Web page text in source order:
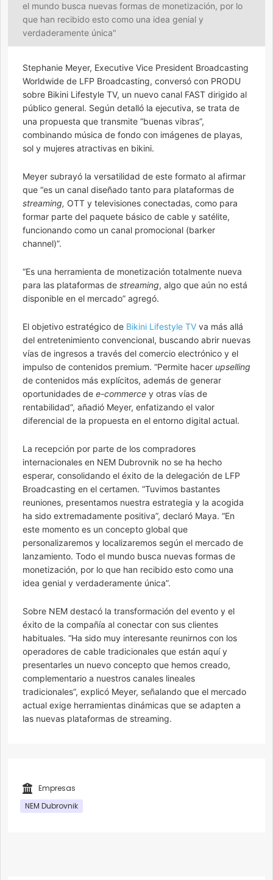
el mundo busca nuevas formas de monetización, por lo
que han recibido esto como una idea genial y
verdaderamente única"
Stephanie Meyer, Executive Vice President Broadcasting
Worldwide de LFP Broadcasting, conversó con PRODU
sobre Bikini Lifestyle TV, un nuevo canal FAST dirigido al
público general. Según detalló la ejecutiva, se trata de
una propuesta que transmite “buenas vibras”,
combinando música de fondo con imágenes de playas,
sol y mujeres atractivas en bikini.
Meyer subrayó la versatilidad de este formato al afirmar
que “es un canal diseñado tanto para plataformas de
streaming, OTT y televisiones conectadas, como para
formar parte del paquete básico de cable y satélite,
funcionando como un canal promocional (barker
channel)”.
“Es una herramienta de monetización totalmente nueva
para las plataformas de streaming, algo que aún no está
disponible en el mercado” agregó.
El objetivo estratégico de Bikini Lifestyle TV va más allá
del entretenimiento convencional, buscando abrir nuevas
vías de ingresos a través del comercio electrónico y el
impulso de contenidos premium. “Permite hacer upselling
de contenidos más explícitos, además de generar
oportunidades de e-commerce y otras vías de
rentabilidad”, añadió Meyer, enfatizando el valor
diferencial de la propuesta en el entorno digital actual.
La recepción por parte de los compradores
internacionales en NEM Dubrovnik no se ha hecho
esperar, consolidando el éxito de la delegación de LFP
Broadcasting en el certamen. “Tuvimos bastantes
reuniones, presentamos nuestra estrategia y la acogida
ha sido extremadamente positiva”, declaró Maya. “En
este momento es un concepto global que
personalizaremos y localizaremos según el mercado de
lanzamiento. Todo el mundo busca nuevas formas de
monetización, por lo que han recibido esto como una
idea genial y verdaderamente única”.
Sobre NEM destacó la transformación del evento y el
éxito de la compañía al conectar con sus clientes
habituales. “Ha sido muy interesante reunirnos con los
operadores de cable tradicionales que están aquí y
presentarles un nuevo concepto que hemos creado,
complementario a nuestros canales lineales
tradicionales”, explicó Meyer, señalando que el mercado
actual exige herramientas dinámicas que se adapten a
las nuevas plataformas de streaming.
Empresas
NEM Dubrovnik